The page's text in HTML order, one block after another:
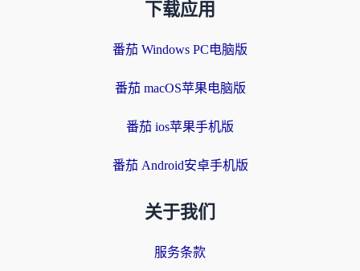
下载应用
番茄 Windows PC电脑版
番茄 macOS苹果电脑版
番茄 ios苹果手机版
番茄 Android安卓手机版
关于我们
服务条款